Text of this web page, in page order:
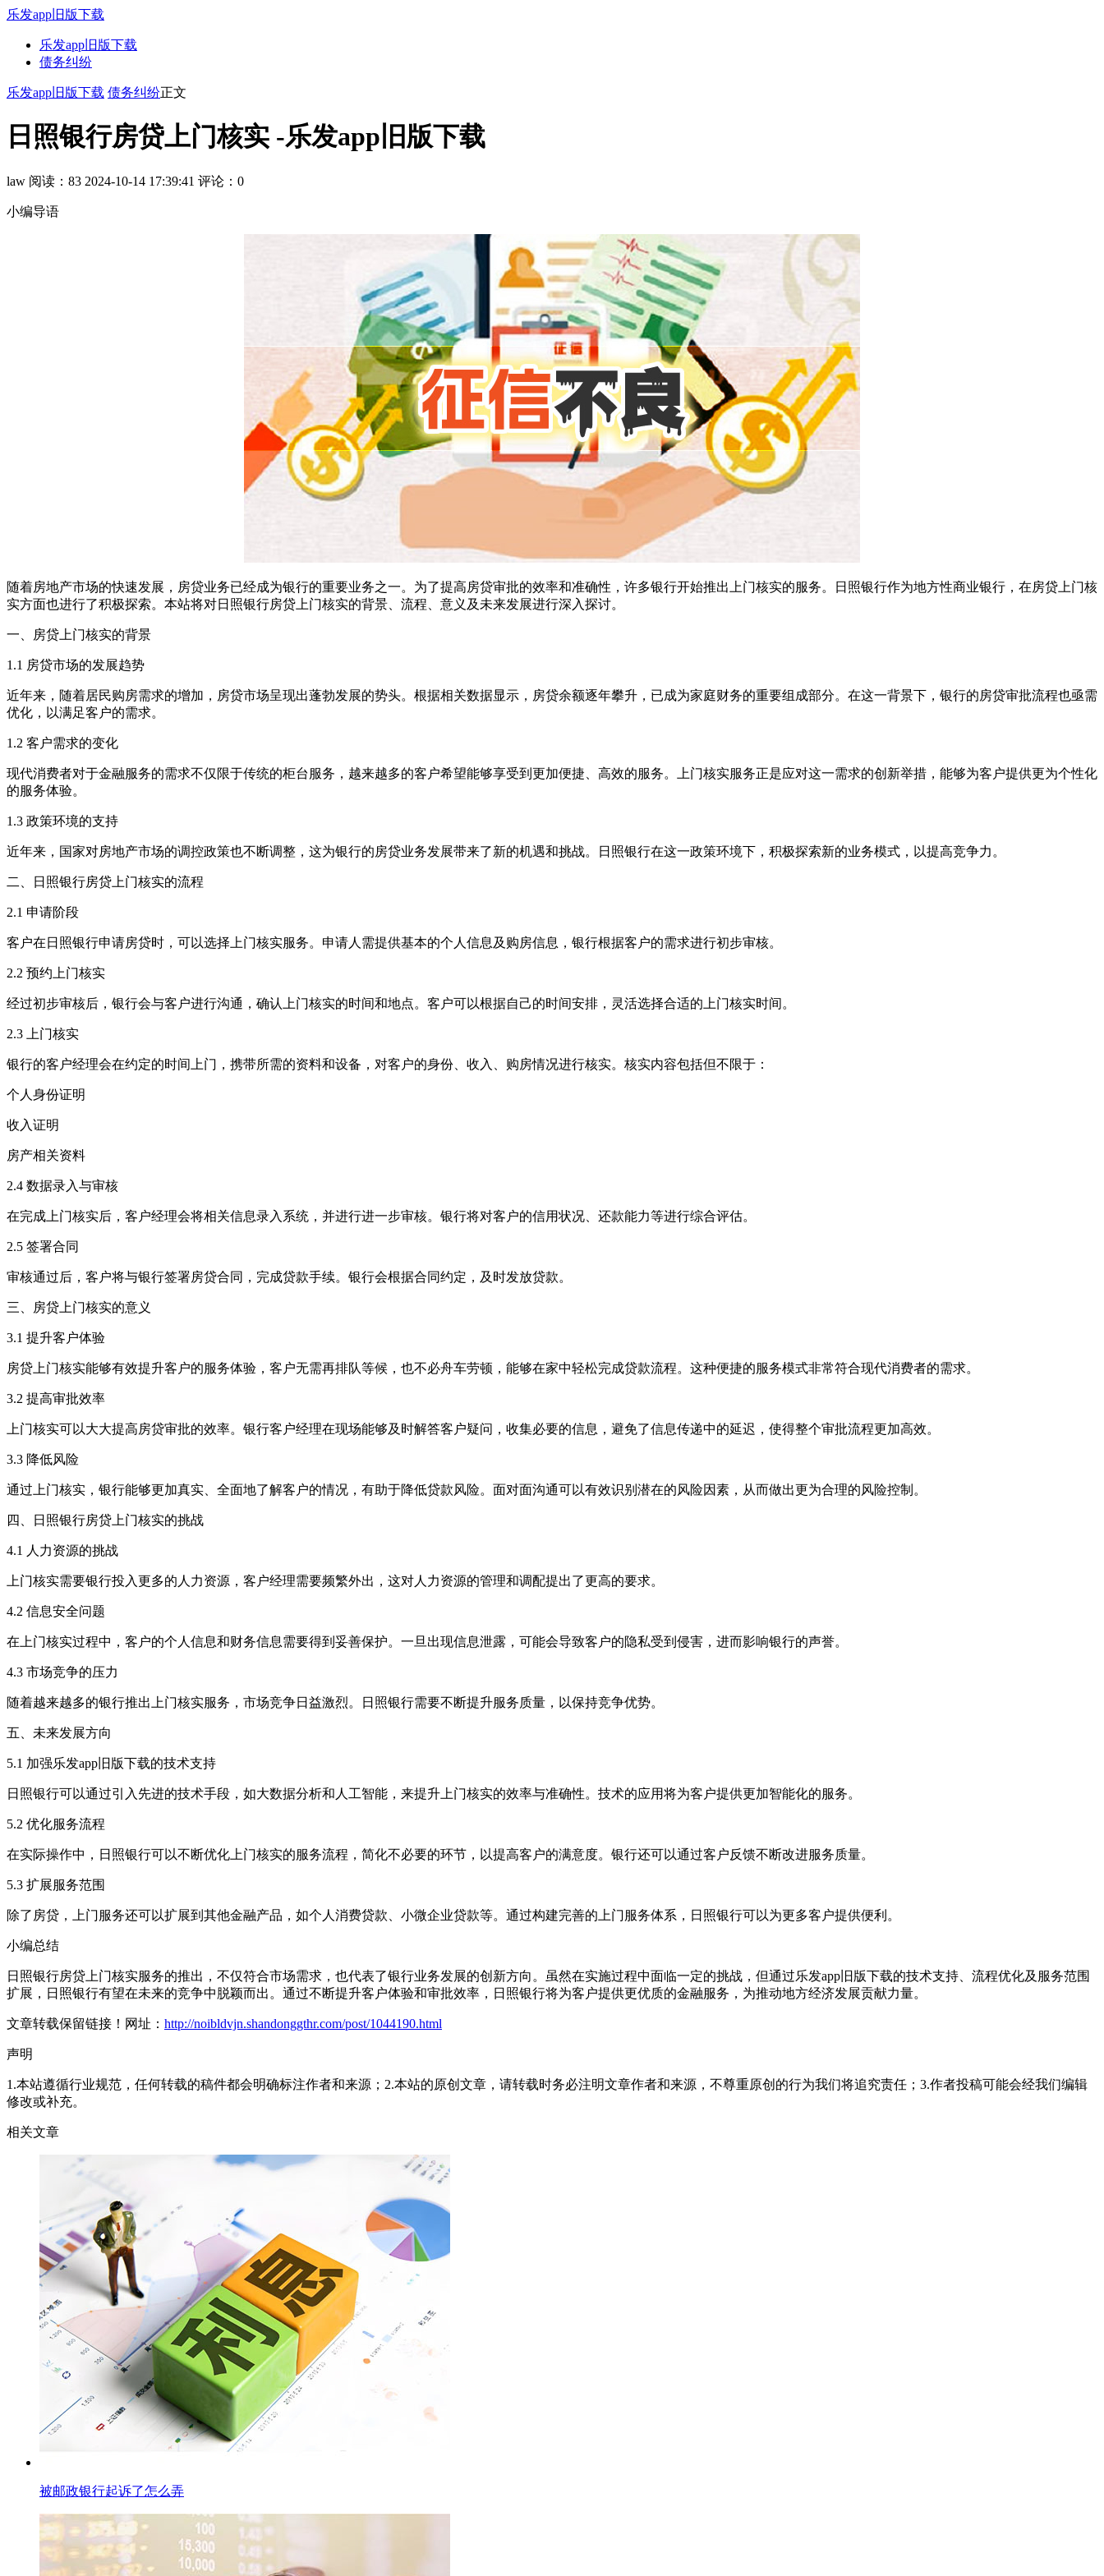
乐发app旧版下载
乐发app旧版下载
债务纠纷
乐发app旧版下载 债务纠纷正文
日照银行房贷上门核实 -乐发app旧版下载
law 阅读：83 2024-10-14 17:39:41 评论：0
小编导语
随着房地产市场的快速发展，房贷业务已经成为银行的重要业务之一。为了提高房贷审批的效率和准确性，许多银行开始推出上门核实的服务。日照银行作为地方性商业银行，在房贷上门核
实方面也进行了积极探索。本站将对日照银行房贷上门核实的背景、流程、意义及未来发展进行深入探讨。
一、房贷上门核实的背景
1.1 房贷市场的发展趋势
近年来，随着居民购房需求的增加，房贷市场呈现出蓬勃发展的势头。根据相关数据显示，房贷余额逐年攀升，已成为家庭财务的重要组成部分。在这一背景下，银行的房贷审批流程也亟需
优化，以满足客户的需求。
1.2 客户需求的变化
现代消费者对于金融服务的需求不仅限于传统的柜台服务，越来越多的客户希望能够享受到更加便捷、高效的服务。上门核实服务正是应对这一需求的创新举措，能够为客户提供更为个性化
的服务体验。
1.3 政策环境的支持
近年来，国家对房地产市场的调控政策也不断调整，这为银行的房贷业务发展带来了新的机遇和挑战。日照银行在这一政策环境下，积极探索新的业务模式，以提高竞争力。
二、日照银行房贷上门核实的流程
2.1 申请阶段
客户在日照银行申请房贷时，可以选择上门核实服务。申请人需提供基本的个人信息及购房信息，银行根据客户的需求进行初步审核。
2.2 预约上门核实
经过初步审核后，银行会与客户进行沟通，确认上门核实的时间和地点。客户可以根据自己的时间安排，灵活选择合适的上门核实时间。
2.3 上门核实
银行的客户经理会在约定的时间上门，携带所需的资料和设备，对客户的身份、收入、购房情况进行核实。核实内容包括但不限于：
个人身份证明
收入证明
房产相关资料
2.4 数据录入与审核
在完成上门核实后，客户经理会将相关信息录入系统，并进行进一步审核。银行将对客户的信用状况、还款能力等进行综合评估。
2.5 签署合同
审核通过后，客户将与银行签署房贷合同，完成贷款手续。银行会根据合同约定，及时发放贷款。
三、房贷上门核实的意义
3.1 提升客户体验
房贷上门核实能够有效提升客户的服务体验，客户无需再排队等候，也不必舟车劳顿，能够在家中轻松完成贷款流程。这种便捷的服务模式非常符合现代消费者的需求。
3.2 提高审批效率
上门核实可以大大提高房贷审批的效率。银行客户经理在现场能够及时解答客户疑问，收集必要的信息，避免了信息传递中的延迟，使得整个审批流程更加高效。
3.3 降低风险
通过上门核实，银行能够更加真实、全面地了解客户的情况，有助于降低贷款风险。面对面沟通可以有效识别潜在的风险因素，从而做出更为合理的风险控制。
四、日照银行房贷上门核实的挑战
4.1 人力资源的挑战
上门核实需要银行投入更多的人力资源，客户经理需要频繁外出，这对人力资源的管理和调配提出了更高的要求。
4.2 信息安全问题
在上门核实过程中，客户的个人信息和财务信息需要得到妥善保护。一旦出现信息泄露，可能会导致客户的隐私受到侵害，进而影响银行的声誉。
4.3 市场竞争的压力
随着越来越多的银行推出上门核实服务，市场竞争日益激烈。日照银行需要不断提升服务质量，以保持竞争优势。
五、未来发展方向
5.1 加强乐发app旧版下载的技术支持
日照银行可以通过引入先进的技术手段，如大数据分析和人工智能，来提升上门核实的效率与准确性。技术的应用将为客户提供更加智能化的服务。
5.2 优化服务流程
在实际操作中，日照银行可以不断优化上门核实的服务流程，简化不必要的环节，以提高客户的满意度。银行还可以通过客户反馈不断改进服务质量。
5.3 扩展服务范围
除了房贷，上门服务还可以扩展到其他金融产品，如个人消费贷款、小微企业贷款等。通过构建完善的上门服务体系，日照银行可以为更多客户提供便利。
小编总结
日照银行房贷上门核实服务的推出，不仅符合市场需求，也代表了银行业务发展的创新方向。虽然在实施过程中面临一定的挑战，但通过乐发app旧版下载的技术支持、流程优化及服务范围
扩展，日照银行有望在未来的竞争中脱颖而出。通过不断提升客户体验和审批效率，日照银行将为客户提供更优质的金融服务，为推动地方经济发展贡献力量。
文章转载保留链接！网址： http://noibldvjn.shandonggthr.com/post/1044190.html
声明
1.本站遵循行业规范，任何转载的稿件都会明确标注作者和来源；2.本站的原创文章，请转载时务必注明文章作者和来源，不尊重原创的行为我们将追究责任；3.作者投稿可能会经我们编辑
修改或补充。
相关文章
被邮政银行起诉了怎么弄